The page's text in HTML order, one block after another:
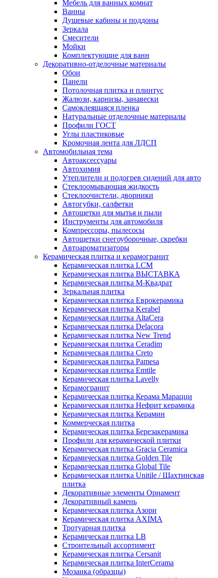
Мебель для ванных комнат
Ванны
Душевые кабины и поддоны
Зеркала
Смесители
Мойки
Комплектующие для ванн
Декоративно-отделочные материалы
Обои
Панели
Потолочная плитка и плинтус
Жалюзи, карнизы, занавески
Самоклеящаяся пленка
Натуральные отделочные материалы
Профили ГОСТ
Углы пластиковые
Кромочная лента для ЛДСП
Автомобильная тема
Автоаксессуары
Автохимия
Утеплители и подогрев сидений для авто
Стеклоомывающая жидкость
Стеклоочистели, дворники
Автогубки, салфетки
Автощетки для мытья и пыли
Инструменты для автомобиля
Компрессоры, пылесосы
Автощетки снегоуборочные, скребки
Автоароматизаторы
Керамическая плитка и керамогранит
Керамическая плитка LCM
Керамическая плитка ВЫСТАВКА
Керамическая плитка М-Квадрат
Зеркальная плитка
Керамическая плитка Еврокерамика
Керамическая плитка Kerabel
Керамическая плитка AltaCera
Керамическая плитка Delacora
Керамическая плитка New Trend
Керамическая плитка Ceradim
Керамическая плитка Creto
Керамическая плитка Pamesa
Керамическая плитка Emtile
Керамическая плитка Lavelly
Керамогранит
Керамическая плитка Керама Марацци
Керамическая плитка Нефрит керамика
Керамическая плитка Керамин
Коммерческая плитка
Керамическая плитка Березакерамика
Профили для керамической плитки
Керамическая плитка Gracia Ceramica
Керамическая плитка Golden Tile
Керамическая плитка Global Tile
Керамическая плитка Unitile / Шахтинская
плитка
Декоративные элементы Орнамент
Декоративный камень
Керамическая плитка Азори
Керамическая плитка AXIMA
Тротуарная плитка
Керамическая плитка LB
Строительный ассортимент
Керамическая плитка Cersanit
Керамическая плитка InterCerama
Мозаика (образцы)